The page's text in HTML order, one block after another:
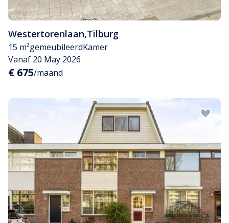
Westertorenlaan,Tilburg
15 m²gemeubileerdKamer
Vanaf 20 May 2026
€ 675/maand